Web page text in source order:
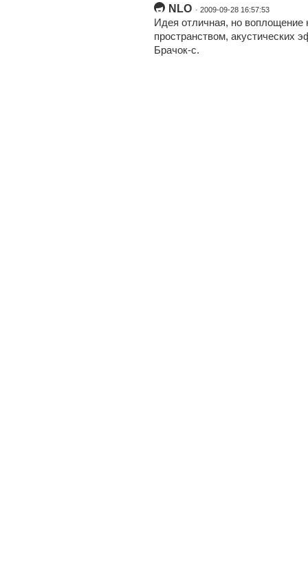
NLO · 2009-09-28 16:57:53
Идея отличная, но воплощение
пространством, акустических
Брачок-с.